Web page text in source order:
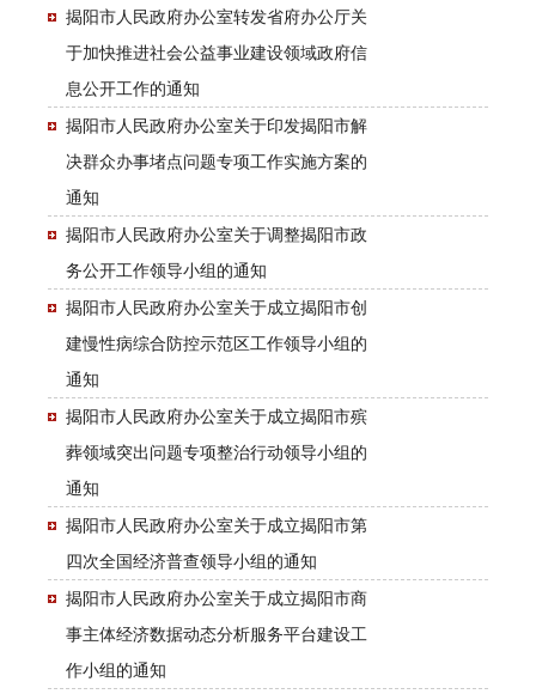
揭阳市人民政府办公室转发省府办公厅关
于加快推进社会公益事业建设领域政府信
息公开工作的通知
揭阳市人民政府办公室关于印发揭阳市解
决群众办事堵点问题专项工作实施方案的
通知
揭阳市人民政府办公室关于调整揭阳市政
务公开工作领导小组的通知
揭阳市人民政府办公室关于成立揭阳市创
建慢性病综合防控示范区工作领导小组的
通知
揭阳市人民政府办公室关于成立揭阳市殡
葬领域突出问题专项整治行动领导小组的
通知
揭阳市人民政府办公室关于成立揭阳市第
四次全国经济普查领导小组的通知
揭阳市人民政府办公室关于成立揭阳市商
事主体经济数据动态分析服务平台建设工
作小组的通知